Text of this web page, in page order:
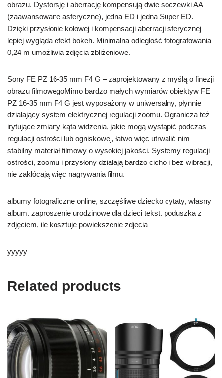
obrazu. Dystorsję i aberrację kompensują dwie soczewki AA
(zaawansowane asferyczne), jedna ED i jedna Super ED.
Dzięki przysłonie kołowej i kompensacji aberracji sferycznej
lepiej wygląda efekt bokeh. Minimalna odległość fotografowania
0,24 m umożliwia zdjęcia zbliżeniowe.
Sony FE PZ 16-35 mm F4 G – zaprojektowany z myślą o finezji
obrazu filmowegoMimo bardzo małych wymiarów obiektyw FE
PZ 16-35 mm F4 G jest wyposażony w uniwersalny, płynnie
działający system elektrycznej regulacji zoomu. Ogranicza też
irytujące zmiany kąta widzenia, jakie mogą wystąpić podczas
regulacji ostrości lub ogniskowej, łatwo więc utrwalić nim
stabilny materiał filmowy o wysokiej jakości. Systemy regulacji
ostrości, zoomu i przysłony działają bardzo cicho i bez wibracji,
nie zakłócają więc nagrywania filmu.
albumy fotograficzne online, szczęśliwe dziecko cytaty, własny
album, zaproszenie urodzinowe dla dzieci tekst, poduszka z
zdjęciem, ile kosztuje powiekszenie zdjecia
yyyyy
Related products